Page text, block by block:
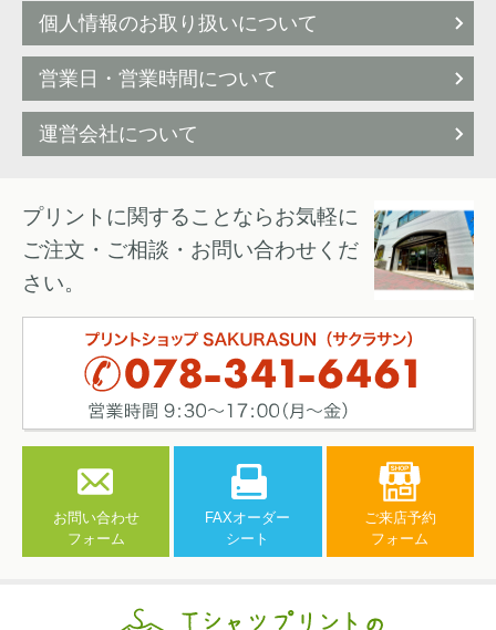
個人情報のお取り扱いについて
営業日・営業時間について
運営会社について
プリントに関することならお気軽に
ご注文・ご相談・お問い合わせくだ
さい。
お問い合わせ
フォーム
FAXオーダー
シート
ご来店予約
フォーム